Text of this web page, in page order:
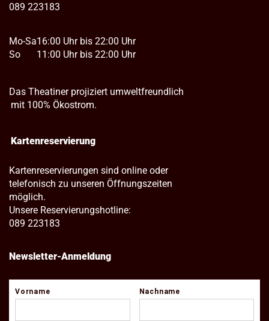
089 223183
Mo-Sa
So
16:00 Uhr bis 22:00 Uhr
11:00 Uhr bis 22:00 Uhr
Das Theatiner projiziert umweltfreundlich
mit 100% Ökostrom.
Kartenreservierung
Kartenreservierungen sind online oder
telefonisch zu unseren Öffnungszeiten
möglich.
Unsere Reservierungshotline:
089 223183
Newsletter-Anmeldung